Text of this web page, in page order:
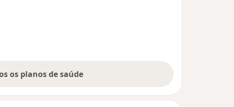
os planos de saúde